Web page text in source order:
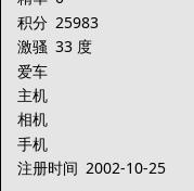
积分 25983
激骚 33 度
爱车
主机
相机
手机
注册时间 2002-10-25